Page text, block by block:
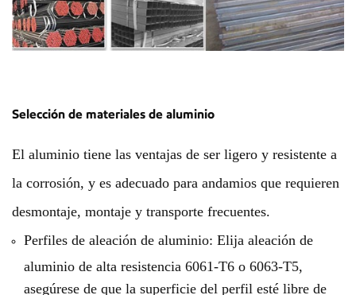
Selección de materiales de aluminio
El aluminio tiene las ventajas de ser ligero y resistente a
la corrosión, y es adecuado para andamios que requieren
desmontaje, montaje y transporte frecuentes.
Perfiles de aleación de aluminio: Elija aleación de
aluminio de alta resistencia 6061-T6 o 6063-T5,
asegúrese de que la superficie del perfil esté libre de